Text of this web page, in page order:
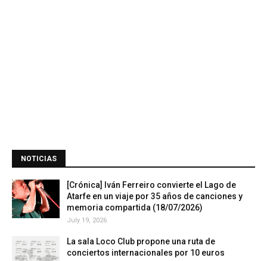
NOTICIAS
[Crónica] Iván Ferreiro convierte el Lago de
Atarfe en un viaje por 35 años de canciones y
memoria compartida (18/07/2026)
July 19, 2026
La sala Loco Club propone una ruta de
conciertos internacionales por 10 euros